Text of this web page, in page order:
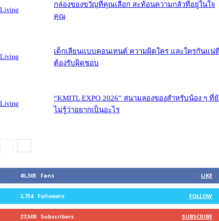
Living
กล่องของขวัญที่คุณเลือก สะท้อนความกลัวที่อยู่ในใจ
คุณ
Living
เด็กเลียนแบบคอนเทนต์ ความผิดใคร และใครกันแน่
ต้องรับผิดชอบ
Living
“KMITL EXPO 2026” สนามลองของสำหรับน้อง ๆ ที่ยั
ไม่รู้ว่าอยากเป็นอะไร
45,305 Fans LIKE
2,754 Followers FOLLOW
27,500 Subscribers SUBSCRIBE